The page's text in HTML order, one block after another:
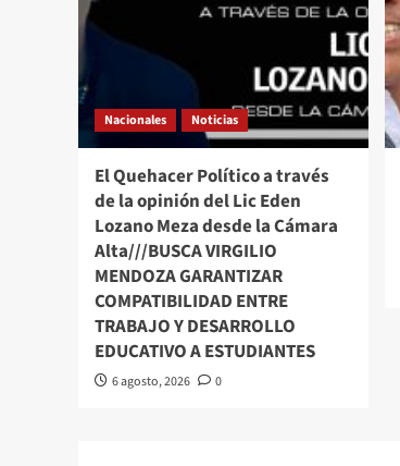
Nacionales Noticias
El Quehacer Político a través
de la opinión del Lic Eden
Lozano Meza desde la Cámara
Alta///BUSCA VIRGILIO
MENDOZA GARANTIZAR
COMPATIBILIDAD ENTRE
TRABAJO Y DESARROLLO
EDUCATIVO A ESTUDIANTES
6 agosto, 2026 0